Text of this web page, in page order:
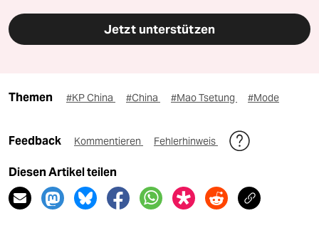
Jetzt unterstützen
Themen #KP China #China #Mao Tsetung #Mode
Feedback Kommentieren Fehlerhinweis
Diesen Artikel teilen